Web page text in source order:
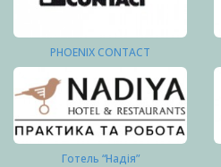
PHOENIX CONTACT
Готель “Надія”